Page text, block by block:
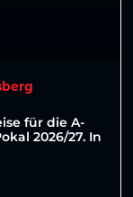
für die A-
2026/27. In